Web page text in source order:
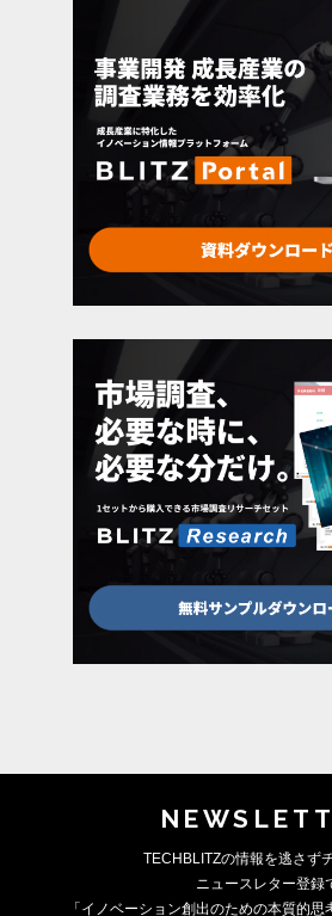
TECHBLITZの情報を逃さず
ニュースレター登録
「イノベーション創出のための本質的思